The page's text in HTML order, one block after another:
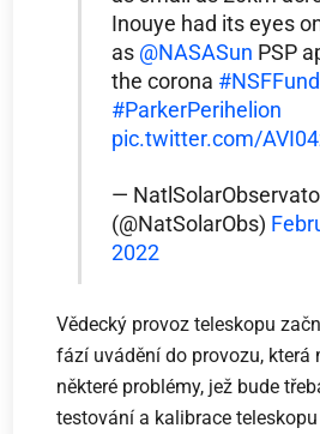
Inouye had its eyes
as @NASASun PSP
the corona
#ParkerPerihelion
pic.twitter.com/
—
(@NatSolarObs)
2022
Vědecký provoz teleskopu
fází uvádění do provozu, která
některé problémy, jež bude
testování a kalibrace